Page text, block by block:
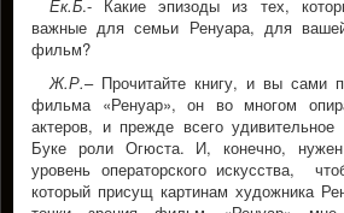
Ек.Б.- Какие эпизоды из тех,
важные для семьи Ренуара, для
фильм?
Ж.Р.– Прочитайте книгу, и вы сами
фильма «Ренуар», он во многом
актеров, и прежде всего
Буке роли Огюста. И, конечно,
уровень операторского искусства,
который присущ картинам художника